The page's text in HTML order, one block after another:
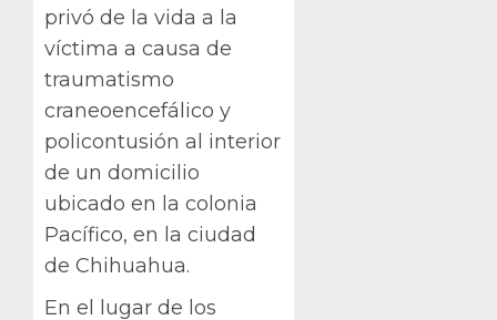
privó de la vida a la
víctima a causa de
traumatismo
craneoencefálico y
policontusión al interior
de un domicilio
ubicado en la colonia
Pacífico, en la ciudad
de Chihuahua.
En el lugar de los